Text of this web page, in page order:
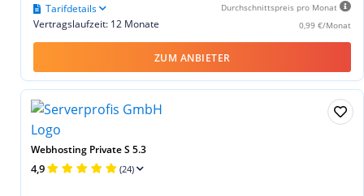
Durchschnittspreis pro Monat
0,99 €/Monat
Vertragslaufzeit: 12 Monate
Tarifdetails
ZUM ANBIETER
Webhosting Private S 5.3
4,9 (24)